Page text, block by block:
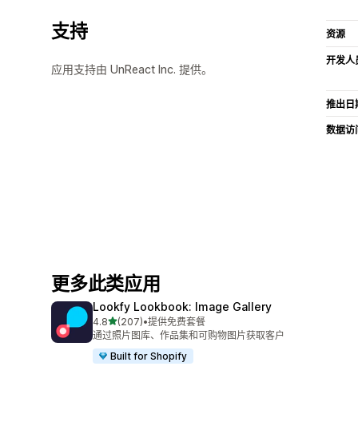
支持
应用支持由 UnReact Inc. 提供。
资源
开发人
推出日
数据访
更多此类应用
Lookfy Lookbook: Image Gallery
4.8星（满分 5 星）
(207)
总共 207 条评论
•提供免费套餐
通过照片图库、作品集和可购物图片获取客户
Built for Shopify